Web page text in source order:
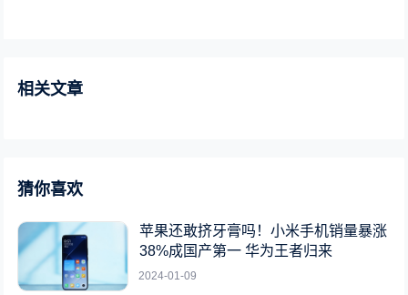
相关文章
猜你喜欢
苹果还敢挤牙膏吗！小米手机销量暴涨
38%成国产第一 华为王者归来
2024-01-09